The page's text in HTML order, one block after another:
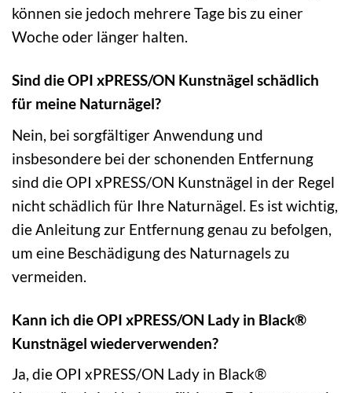
können sie jedoch mehrere Tage bis zu einer
Woche oder länger halten.
Sind die OPI xPRESS/ON Kunstnägel schädlich
für meine Naturnägel?
Nein, bei sorgfältiger Anwendung und
insbesondere bei der schonenden Entfernung
sind die OPI xPRESS/ON Kunstnägel in der Regel
nicht schädlich für Ihre Naturnägel. Es ist wichtig,
die Anleitung zur Entfernung genau zu befolgen,
um eine Beschädigung des Naturnagels zu
vermeiden.
Kann ich die OPI xPRESS/ON Lady in Black®
Kunstnägel wiederverwenden?
Ja, die OPI xPRESS/ON Lady in Black®